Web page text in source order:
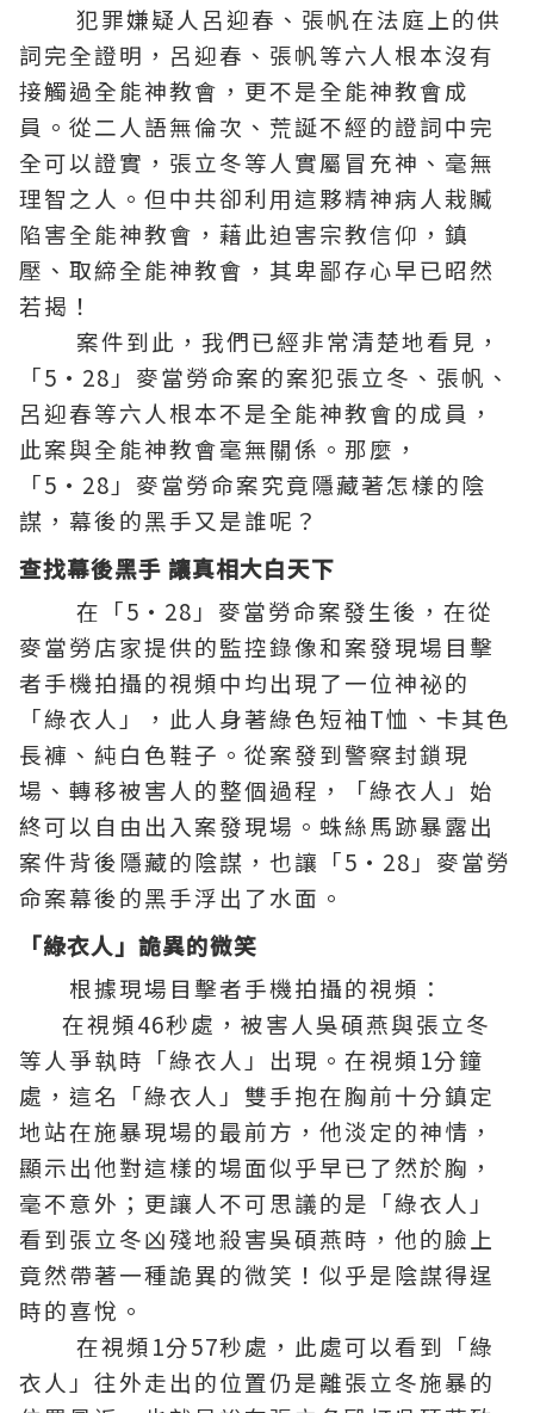
犯罪嫌疑人呂迎春、張帆在法庭上的供
詞完全證明，呂迎春、張帆等六人根本沒有
接觸過全能神教會，更不是全能神教會成
員。從二人語無倫次、荒誕不經的證詞中完
全可以證實，張立冬等人實屬冒充神、毫無
理智之人。但中共卻利用這夥精神病人栽贓
陷害全能神教會，藉此迫害宗教信仰，鎮
壓、取締全能神教會，其卑鄙存心早已昭然
若揭！
案件到此，我們已經非常清楚地看見，
「5·28」麥當勞命案的案犯張立冬、張帆、
呂迎春等六人根本不是全能神教會的成員，
此案與全能神教會毫無關係。那麼，
「5·28」麥當勞命案究竟隱藏著怎樣的陰
謀，幕後的黑手又是誰呢？
查找幕後黑手 讓真相大白天下
在「5·28」麥當勞命案發生後，在從
麥當勞店家提供的監控錄像和案發現場目擊
者手機拍攝的視頻中均出現了一位神祕的
「綠衣人」，此人身著綠色短袖T恤、卡其色
長褲、純白色鞋子。從案發到警察封鎖現
場、轉移被害人的整個過程，「綠衣人」始
終可以自由出入案發現場。蛛絲馬跡暴露出
案件背後隱藏的陰謀，也讓「5·28」麥當勞
命案幕後的黑手浮出了水面。
「綠衣人」詭異的微笑
根據現場目擊者手機拍攝的視頻：
在視頻46秒處，被害人吳碩燕與張立冬
等人爭執時「綠衣人」出現。在視頻1分鐘
處，這名「綠衣人」雙手抱在胸前十分鎮定
地站在施暴現場的最前方，他淡定的神情，
顯示出他對這樣的場面似乎早已了然於胸，
毫不意外；更讓人不可思議的是「綠衣人」
看到張立冬凶殘地殺害吳碩燕時，他的臉上
竟然帶著一種詭異的微笑！似乎是陰謀得逞
時的喜悅。
在視頻1分57秒處，此處可以看到「綠
衣人」往外走出的位置仍是離張立冬施暴的